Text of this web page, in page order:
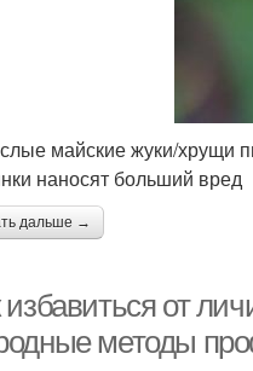
майские жуки/хрущи
наносят больший вред
дальше →
избавиться от
методы